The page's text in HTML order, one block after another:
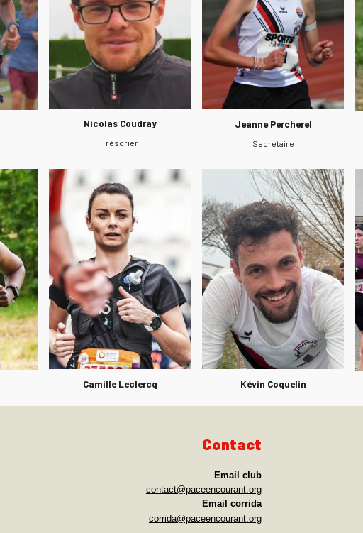
Nicolas Coudray
Trésorier
Jeanne Percherel
Secrétaire
Camille Leclercq Kévin Coquelin
Contact
Email club
contact@paceencourant.org
Email corrida
corrida@paceencourant.org